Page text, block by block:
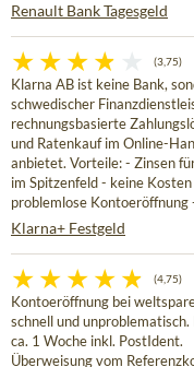
Renault Bank Tagesgeld
(3,75)
Klarna AB ist keine Bank,
schwedischer
rechnungsbasierte
und Ratenkauf im Online-
anbietet. Vorteile: - Zinsen
im Spitzenfeld - keine Kosten
problemlose Kontoeröffnung -
Klarna+ Festgeld
(4,75)
Kontoeröffnung bei
schnell und
ca. 1 Woche inkl. PostIdent.
Überweisung vom